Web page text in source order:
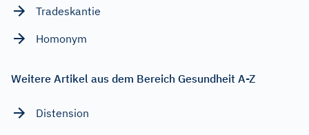
Tradeskantie
Homonym
Weitere Artikel aus dem Bereich Gesundheit A-Z
Distension